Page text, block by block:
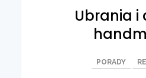
Ubrania i
PORADY